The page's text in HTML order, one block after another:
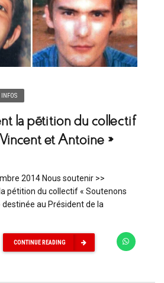
INFOS
la pétition du collectif
et Antoine »
2014 Nous soutenir >>
pétition du collectif « Soutenons
au Président de la
CONTINUE READING